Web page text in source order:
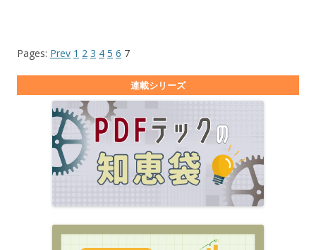
Pages: Prev 1 2 3 4 5 6 7
連載シリーズ